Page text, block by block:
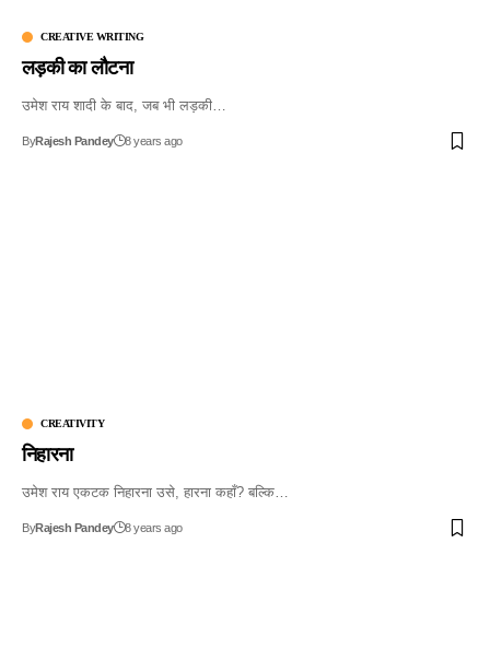
CREATIVE WRITING
लड़की का लौटना
उमेश राय शादी के बाद, जब भी लड़की…
ByRajesh Pandey 8 years ago
CREATIVITY
निहारना
उमेश राय एकटक निहारना उसे, हारना कहाँ? बल्कि…
ByRajesh Pandey 8 years ago